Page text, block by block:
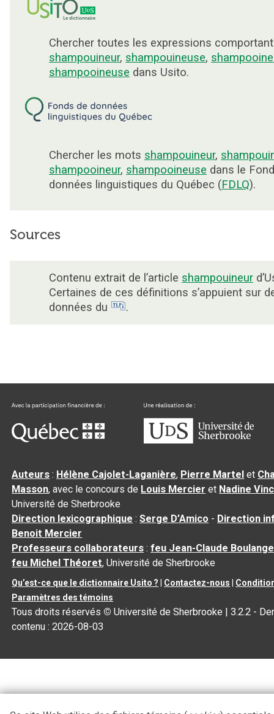
Chercher toutes les expressions
shampouineur, shampouineuse,
shampooineuse dans Usito.
Chercher les mots shampouineur,
shampooineur, shampooineuse dans le
données linguistiques du Québec (FDLQ).
Sources
Contenu extrait de l’article shampouineur
Certaines de ces définitions s’appuient sur
données du
.
Auteurs : Hélène Cajolet-Laganière, Pierre Martel et
Masson, avec le concours de Louis Mercier et Nadine
Université de Sherbrooke
Direction lexicographique :Serge D’Amico - Direction
Benoit Mercier
Professeurs collaborateurs :feu Jean-Claude
feu Michel Théoret, Université de Sherbrooke
Qu’est-ce que le dictionnaire Usito ? Contactez-nous
Paramètres des témoins
Tous droits réservés © Université de Sherbrooke |3.2.2 -
contenu :2026-08-03